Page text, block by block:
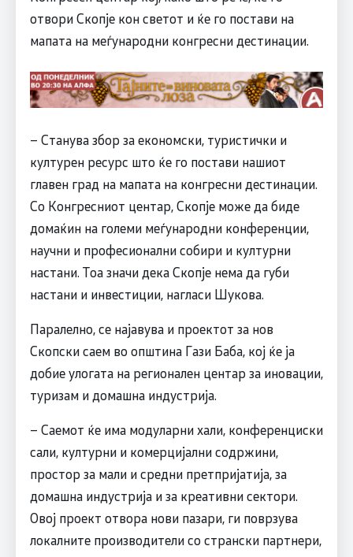
отвори Скопје кон светот и ќе го постави на
мапата на меѓународни конгресни дестинации.
– Станува збор за економски, туристички и
културен ресурс што ќе го постави нашиот
главен град на мапата на конгресни дестинации.
Со Конгресниот центар, Скопје може да биде
домаќин на големи меѓународни конференции,
научни и професионални собири и културни
настани. Тоа значи дека Скопје нема да губи
настани и инвестиции, нагласи Шукова.
Паралелно, се најавува и проектот за нов
Скопски саем во општина Гази Баба, кој ќе ја
добие улогата на регионален центар за иновации,
туризам и домашна индустрија.
– Саемот ќе има модуларни хали, конференциски
сали, културни и комерцијални содржини,
простор за мали и средни претпријатија, за
домашна индустрија и за креативни сектори.
Овој проект отвора нови пазари, ги поврзува
локалните производители со странски партнери,